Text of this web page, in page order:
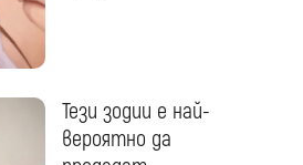
Тези зодии е най-
вероятно да